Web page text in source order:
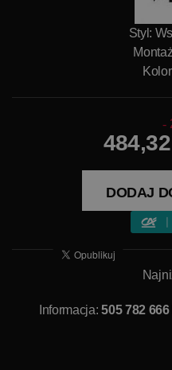
Styl:
484,32
DODAJ
Informacja:505 782 666